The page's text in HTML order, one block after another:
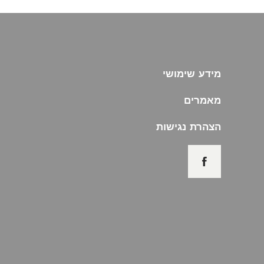
מידע שימושי
מאמרים
הצהרת נגישות